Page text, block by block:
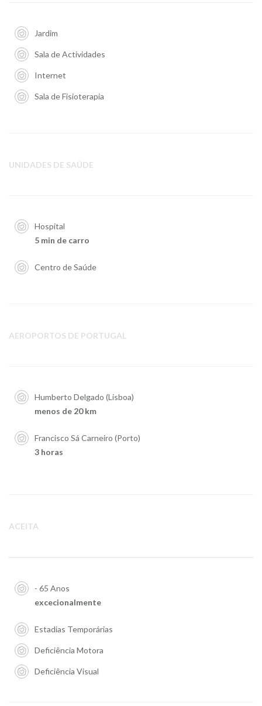
Jardim
Sala de Actividades
Internet
Sala de Fisioterapia
UNIDADES DE SAÚDE
Hospital
5 min de carro
Centro de Saúde
AEROPORTOS DE PORTUGAL
Humberto Delgado (Lisboa)
menos de 20 km
Francisco Sá Carneiro (Porto)
3 horas
ACEITA
- 65 Anos
excecionalmente
Estadias Temporárias
Deficiência Motora
Deficiência Visual